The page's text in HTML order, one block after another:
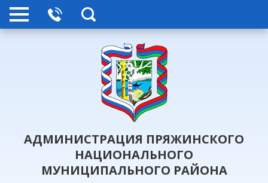
АДМИНИСТРАЦИЯ ПРЯЖИНСКОГО
НАЦИОНАЛЬНОГО
МУНИЦИПАЛЬНОГО РАЙОНА